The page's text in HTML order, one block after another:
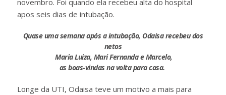
apos seis dias de intubação.
Quase uma semana após a intubação, Odaisa recebeu dos
netos
Maria Luiza, Mari Fernanda e Marcelo,
as boas-vindas na volta para casa.
Longe da UTI, Odaisa teve um motivo a mais para